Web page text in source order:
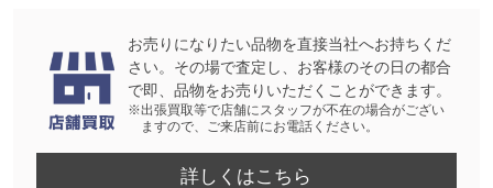
お売りになりたい品物を直接当社へお持ちくだ
さい。その場で査定し、お客様のその日の都合
で即、品物をお売りいただくことができます。
※出張買取等で店舗にスタッフが不在の場合がござい
ますので、ご来店前にお電話ください。
詳しくはこちら